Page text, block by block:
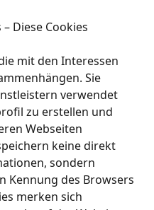
Diese Cookies
mit den Interessen
Sie
verwendet
zu erstellen und
Webseiten
keine direkt
sondern
Kennung des Browsers
merken sich